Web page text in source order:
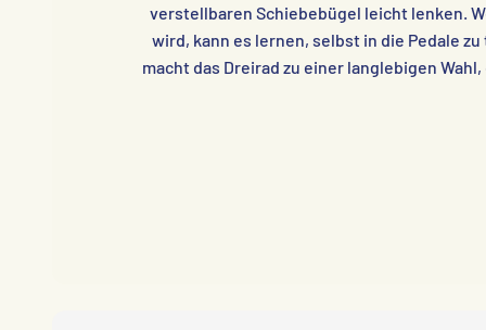
verstellbaren Schiebebügel leicht lenken.
wird, kann es lernen, selbst in die Pedale
macht das Dreirad zu einer langlebigen